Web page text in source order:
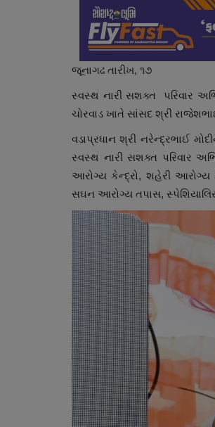
જૂનાગઢ તારીખ, ૧૭
સ્વસ્થ નારી સશક્ત પરિવાર
ચોરવાડ ખાતે સાંસદ શ્રી
વડાપ્રધાન શ્રી નરેન્દ્રભાઈ
સ્વસ્થ નારી સશક્ત પરિવાર
આરોગ્ય કેન્દ્રો, શહેરી
સઘન આરોગ્ય તપાસ,
સ્વાસ્થ્ય